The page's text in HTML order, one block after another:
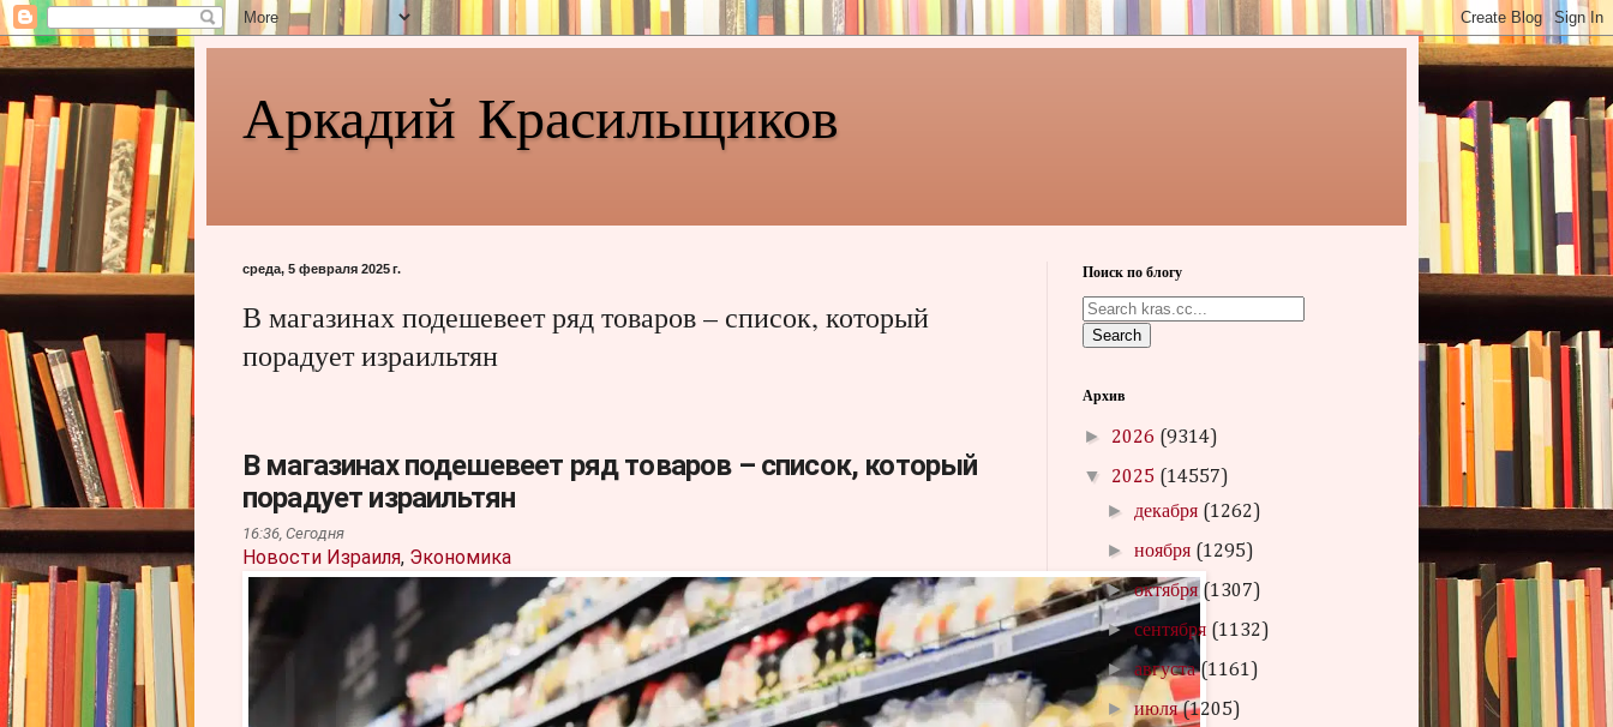
Аркадий Красильщиков
среда, 5 февраля 2025 г.
В магазинах подешевеет ряд товаров – список, который
порадует израильтян
В магазинах подешевеет ряд товаров – список, который
порадует израильтян
16:36, Сегодня
Новости Израиля, Экономика
Поиск по блогу
Search
Архив
► 2026 (9314)
▼ 2025 (14557)
► декабря (1262)
►ноября (1295)
►октября(1307)
►сентября (1132)
►августа(1161)
►июля(1205)